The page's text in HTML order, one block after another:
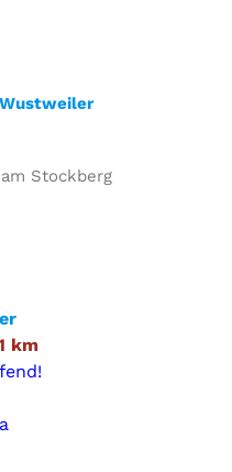
Stockberg
km